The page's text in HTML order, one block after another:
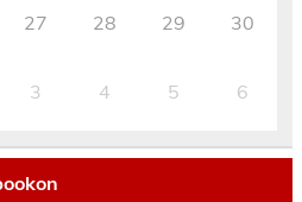
27 28 29 30
3 4 5 6